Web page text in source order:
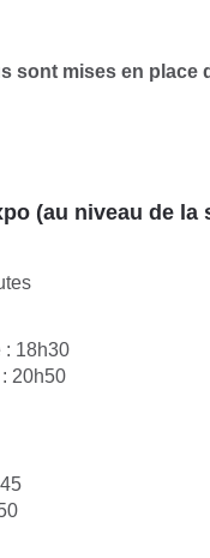
sont mises en place
(au niveau de
: 18h30
20h50